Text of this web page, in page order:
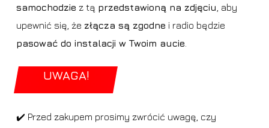
samochodzie z tą przedstawioną na zdjęciu , aby
upewnić się, że złącza są zgodne i radio będzie
pasować do instalacji w Twoim aucie
UWAGA!
✔️ Przed zakupem prosimy zwrócić uwagę, czy